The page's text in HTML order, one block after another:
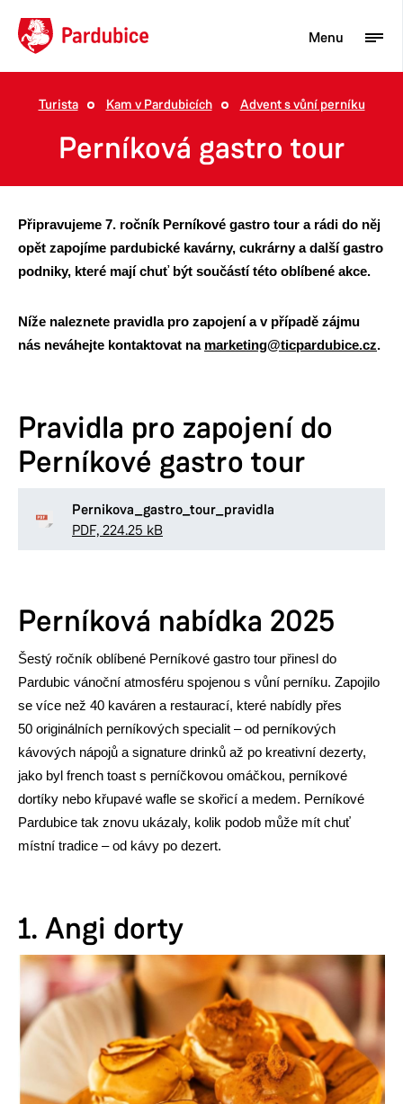
Turista
Aktuality
Podnikatel
Město
Turista Kam v Pardubicích Advent s vůní perníku
Perníková gastro tour
Připravujeme 7. ročník Perníkové gastro tour a rádi do něj
opět zapojíme pardubické kavárny, cukrárny a další gastro
podniky, které mají chuť být součástí této oblíbené akce.
Níže naleznete pravidla pro zapojení a v případě zájmu
nás neváhejte kontaktovat na marketing@ticpardubice.cz.
Pravidla pro zapojení do
Perníkové gastro tour
Pernikova_gastro_tour_pravidla
PDF, 224.25 kB
Perníková nabídka 2025
Šestý ročník oblíbené Perníkové gastro tour přinesl do
Pardubic vánoční atmosféru spojenou s vůní perníku. Zapojilo
se více než 40 kaváren a restaurací, které nabídly přes
50 originálních perníkových specialit – od perníkových
kávových nápojů a signature drinků až po kreativní dezerty,
jako byl french toast s perníčkovou omáčkou, perníkové
dortíky nebo křupavé wafle se skořicí a medem. Perníkové
Pardubice tak znovu ukázaly, kolik podob může mít chuť
místní tradice – od kávy po dezert.
1. Angi dorty
Menu